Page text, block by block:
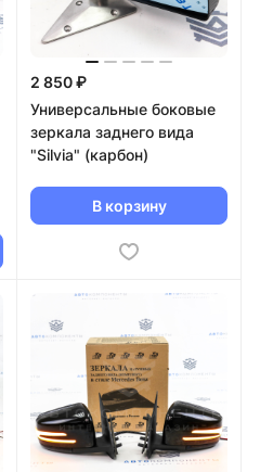
2 850 ₽
Универсальные боковые
зеркала заднего вида
"Silvia" (карбон)
В корзину